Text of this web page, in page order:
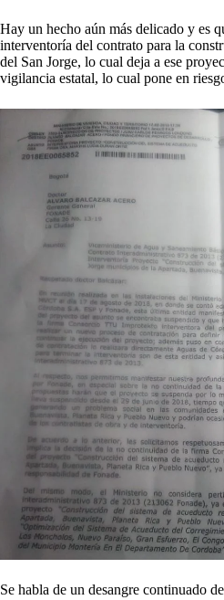
Hay un hecho aún más delicado y es
interventoría del contrato para la
del San Jorge, lo cual deja a ese
vigilancia estatal, lo cual pone en
Se habla de un desangre continuado